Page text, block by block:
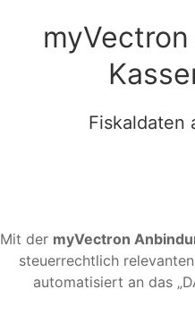
Fiskaldaten
Mit der myVectron
steuerrechtlich
automatisiert an das